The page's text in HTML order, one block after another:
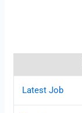
Latest Job